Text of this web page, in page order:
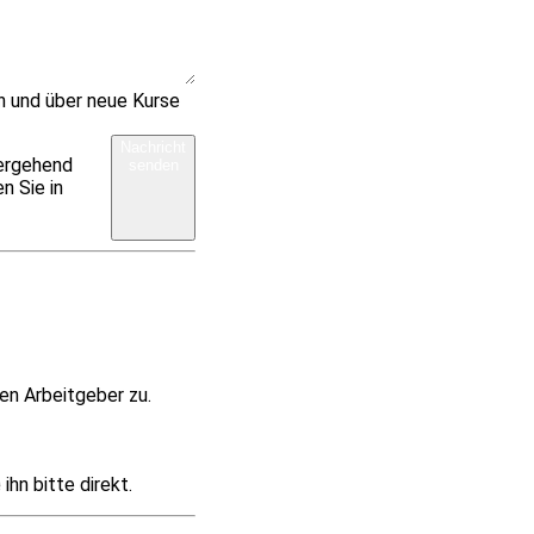
über neue Kurse
Sie in
Arbeitgeber zu.
ihn bitte direkt.